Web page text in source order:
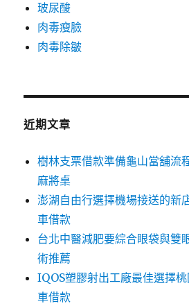
玻尿酸
肉毒瘦臉
肉毒除皺
近期文章
樹林支票借款準備龜山當舖流
麻將桌
澎湖自由行選擇機場接送的新
車借款
台北中醫減肥要綜合眼袋與雙
術推薦
IQOS塑膠射出工廠最佳選擇
車借款